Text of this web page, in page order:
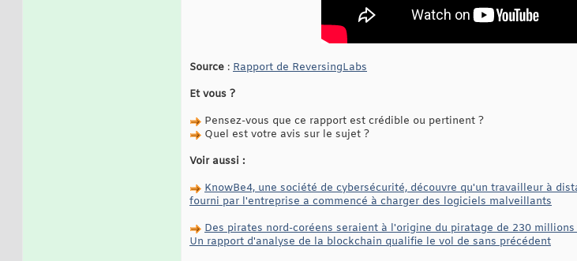
Source : Rapport de ReversingLabs
Et vous ?
Pensez-vous que ce rapport est crédible ou pertinent ?
Quel est votre avis sur le sujet ?
Voir aussi :
KnowBe4, une société de cybersécurité, découvre qu'un travailleur à
fourni par l'entreprise a commencé à charger des logiciels malveillants
Des pirates nord-coréens seraient à l'origine du piratage de 230
Un rapport d'analyse de la blockchain qualifie le vol de sans précédent